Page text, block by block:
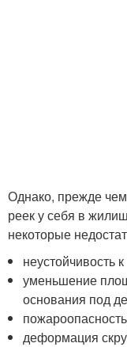
Однако, прежде
реек у себя в
некоторые
неустойчивость
уменьшение
основания под
деформация